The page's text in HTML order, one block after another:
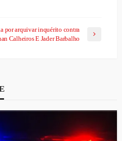
por arquivar inquérito contra
Calheiros E Jader Barbalho